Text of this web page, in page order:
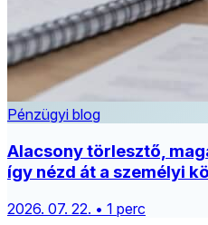
Pénzügyi blog
Alacsony törlesztő,
így nézd át a személyi
2026. 07. 22. • 1 perc